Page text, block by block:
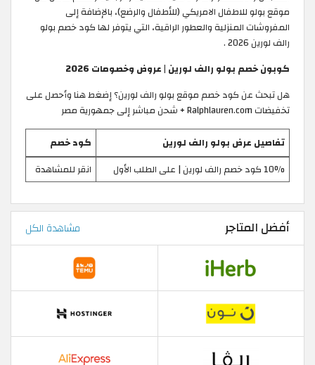
موقع بولو للاطفال الامريكي (للأطفال والرضع)، بالإضافة إلى
المفروشات المنزلية والعطور الراقية، التي يتوفر لها كود خصم بولو
رالف لورين 2026 .
كوبون خصم بولو رالف لورين | عروض وخصومات 2026
هل تبحث عن كود خصم موقع بولو رالف لورين؟ إضغط هنا وأحصل على
تخفيضات Ralphlauren.com + شحن مباشر إلى جمهورية مصر
تفاصيل عرض بولو رالف لورين
كود خصم
10% كود خصم رالف لورين | على الطلب الأول
انقر للمشاهدة
أفضل المتاجر مشاهدة الكل